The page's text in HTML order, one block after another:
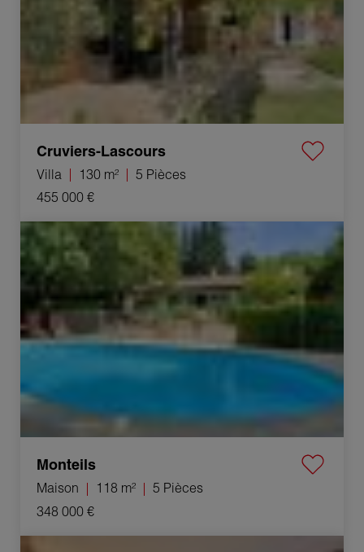
Cruviers-Lascours
Villa 130 m²
5 Pièces
455 000 €
Vente Maison Monteils 5 Pièces 118 m²
Monteils
Maison 118 m²
5 Pièces
348 000 €